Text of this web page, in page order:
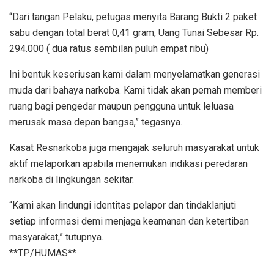
“Dari tangan Pelaku, petugas menyita Barang Bukti 2 paket
sabu dengan total berat 0,41 gram, Uang Tunai Sebesar Rp.
294.000 ( dua ratus sembilan puluh empat ribu)
Ini bentuk keseriusan kami dalam menyelamatkan generasi
muda dari bahaya narkoba. Kami tidak akan pernah memberi
ruang bagi pengedar maupun pengguna untuk leluasa
merusak masa depan bangsa,” tegasnya.
Kasat Resnarkoba juga mengajak seluruh masyarakat untuk
aktif melaporkan apabila menemukan indikasi peredaran
narkoba di lingkungan sekitar.
“Kami akan lindungi identitas pelapor dan tindaklanjuti
setiap informasi demi menjaga keamanan dan ketertiban
masyarakat,” tutupnya.
**TP/HUMAS**